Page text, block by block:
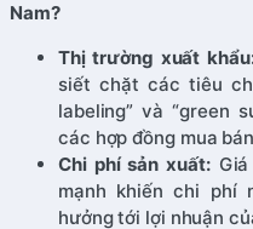
Nam?
Thị trường xuất
siết chặt các tiêu
labeling” và “green
các hợp đồng mua
Chi phí sản xuất:Giá
mạnh khiến chi phí
hưởng tới lợi nhuận